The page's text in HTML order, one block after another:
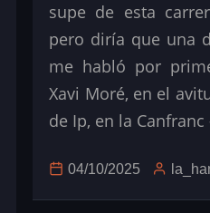
supe de esta
pero diría que una
me habló por
Xavi Moré, en el
de Ip, en la
04/10/2025